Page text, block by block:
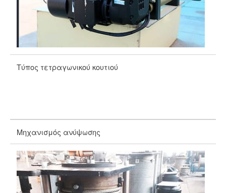
Τύπος τετραγωνικού κουτιού
Μηχανισμός ανύψωσης